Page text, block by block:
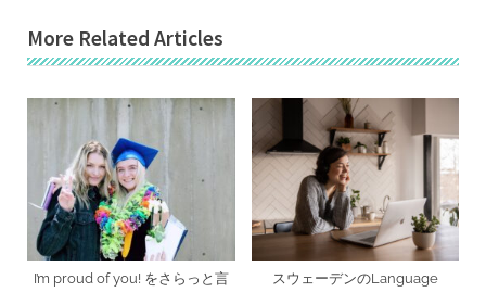
ー
o
u
s
s
t
:
t
P
o
More Related Articles
I’m proud of you! をさらっと言
スウェーデンのLanguage